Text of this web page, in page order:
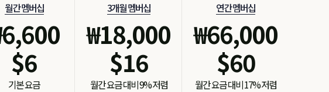
월간 멤버십
6,600
$6
기본 요금
3개월 멤버십
₩18,000
$16
월간 요금 대비 9% 저렴
연간 멤버십
₩66,000
$60
월간 요금 대비 17% 저렴